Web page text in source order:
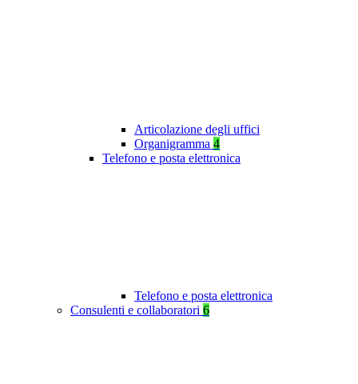
Articolazione degli uffici
Organigramma 4
Telefono e posta elettronica
Telefono e posta elettronica
Consulenti e collaboratori 6